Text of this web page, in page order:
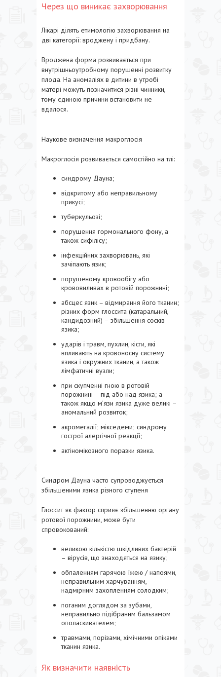
Через що виникає захворювання
Лікарі ділять етимологію захворювання на
дві категорії: вроджену і придбану.
Вроджена форма розвивається при
внутрішньоутробному порушенні розвитку
плода. На аномаліях в дитини в утробі
матері можуть позначитися різні чинники,
тому єдиною причини встановити не
вдалося.
Наукове визначення макроглосія
Макроглосія розвивається самостійно на тлі:
синдрому Дауна;
відкритому або неправильному
прикусі;
туберкульозі;
порушення гормонального фону, а
також сифілісу;
інфекційних захворювань, які
зачіпають язик;
порушеному кровообігу або
крововиливах в ротовій порожнині;
абсцес язик – відмирання його тканин;
різних форм глоссита (катаральний,
кандидозний) – збільшення сосків
язика;
ударів і травм, пухлин, кісти, які
впливають на кровоносну систему
язика і окружних тканин, а також
лімфатичні вузли;
при скупченні гною в ротовій
порожнині – під або над язика; а
також якщо м’язи язика дуже великі –
аномальний розвиток;
акромегалії; мікседеми; синдрому
гострої алергічної реакції;
актіномікозного поразки язика.
Синдром Дауна часто супроводжується
збільшеними язика різного ступеня
Глоссит як фактор сприяє збільшенню органу
ротової порожнини, може бути
спровокований:
великою кількістю шкідливих бактерій
– вірусів, що знаходяться на язику;
обпаленням гарячою їжею / напоями,
неправильним харчуванням,
надмірним захопленням солодким;
поганим доглядом за зубами,
неправильно підібраним бальзамом
ополаскивателем;
травмами, порізами, хімічними опіками
тканин язика.
Як визначити наявність